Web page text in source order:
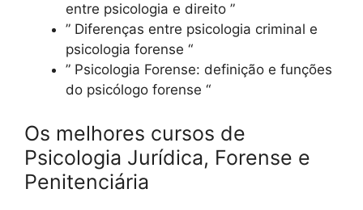
entre psicologia e direito ”
” Diferenças entre psicologia criminal e
psicologia forense “
” Psicologia Forense: definição e funções
do psicólogo forense “
Os melhores cursos de
Psicologia Jurídica, Forense e
Penitenciária